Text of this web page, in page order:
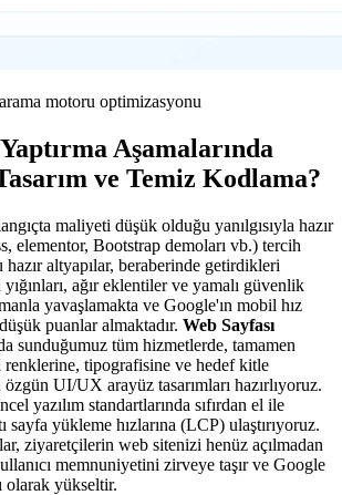
motoru optimizasyonu
Aşamalarında
ve Temiz Kodlama?
maliyeti düşük olduğu yanılgısıyla hazır
elementor, Bootstrap demoları vb.) tercih
altyapılar, beraberinde getirdikleri
ağır eklentiler ve yamalı güvenlik
yavaşlamakta ve Google'ın mobil hız
puanlar almaktadır. Web Sayfası
sunduğumuz tüm hizmetlerde, tamamen
renklerine, tipografisine ve hedef kitle
özgün UI/UX arayüz tasarımları hazırlıyoruz.
yazılım standartlarında sıfırdan el ile
sayfa yükleme hızlarına (LCP) ulaştırıyoruz.
ziyaretçilerin web sitenizi henüz açılmadan
memnuniyetini zirveye taşır ve Google
olarak yükseltir.